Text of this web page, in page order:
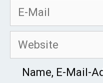
E-
Mail
Website
Name, E-Mail-